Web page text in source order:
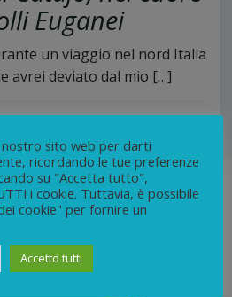
Euganei
un viaggio nel nord Italia
avrei deviato dal mio […]
nostro sito web per darti
ricordando le tue preferenze
su "Accetta tutto",
i cookie. Tuttavia, è possibile
cookie" per fornire un
Accetto tutti